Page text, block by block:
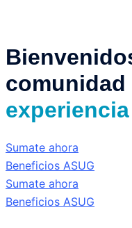
experiencia
Sumate ahora
Beneficios ASUG
Sumate ahora
Beneficios ASUG